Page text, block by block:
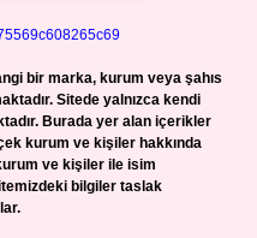
bir marka, kurum veya şahıs
Sitede yalnızca kendi
Burada yer alan içerikler
kurum ve kişiler hakkında
ve kişiler ile isim
bilgiler taslak